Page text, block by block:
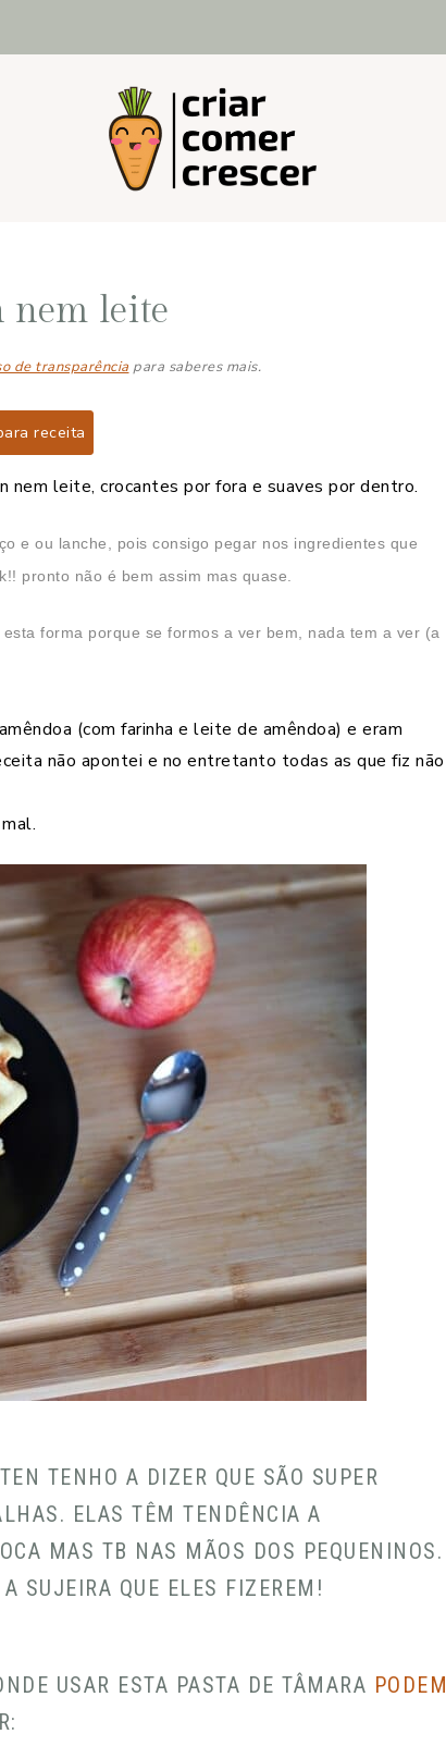
nem leite
de transparência para saberes mais.
receita
leite, crocantes por fora e suaves por dentro.
e ou lanche, pois consigo pegar nos ingredientes que
pronto não é bem assim mas quase.
forma porque se formos a ver bem, nada tem a ver (a
(com farinha e leite de amêndoa) e eram
não apontei e no entretanto todas as que fiz não
TENHO A DIZER QUE SÃO SUPER
ELAS TÊM TENDÊNCIA A
MAS TB NAS MÃOS DOS PEQUENINOS.
SUJEIRA QUE ELES FIZEREM!
USAR ESTA PASTA DE TÂMARA PODEM